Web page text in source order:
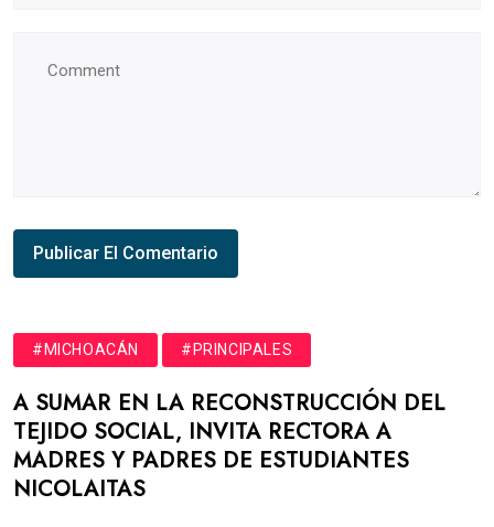
#MICHOACÁN #PRINCIPALES
A SUMAR EN LA RECONSTRUCCIÓN DEL
TEJIDO SOCIAL, INVITA RECTORA A
MADRES Y PADRES DE ESTUDIANTES
NICOLAITAS